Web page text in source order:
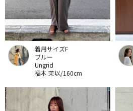
着用サイズF
ブルー
Ungrid
福本 茉以/160cm